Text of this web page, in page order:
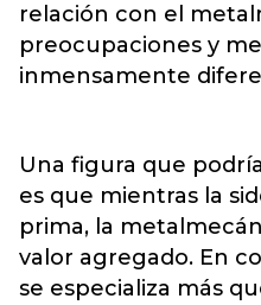
relación con el
preocupaciones y
inmensamente
Una figura que
es que mientras la
prima, la
valor agregado. En
se especializa más